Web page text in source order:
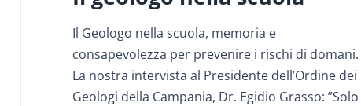
Il Geologo nella scuola, memoria e
consapevolezza per prevenire i rischi di domani.
La nostra intervista al Presidente dell’Ordine dei
Geologi della Campania, Dr. Egidio Grasso: ”Solo